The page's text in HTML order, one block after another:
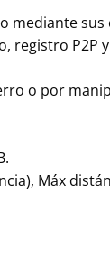
mediante sus
registro P2P y
o por
Máx